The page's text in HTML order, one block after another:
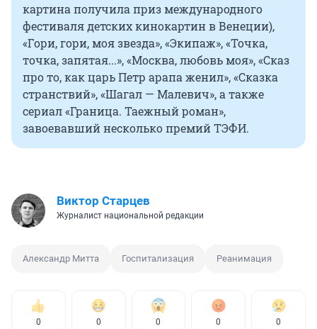
картина получила приз международного
фестиваля детских кинокартин в Венеции),
«Гори, гори, моя звезда», «Экипаж», «Точка,
точка, запятая...», «Москва, любовь моя», «Сказ
про то, как царь Петр арапа женил», «Сказка
странствий», «Шагал — Малевич», а также
сериал «Граница. Таежный роман»,
завоевавший несколько премий ТЭФИ.
Виктор Старцев
Журналист национальной редакции
Александр Митта Госпитализация Реанимация
0 0 0 0 0